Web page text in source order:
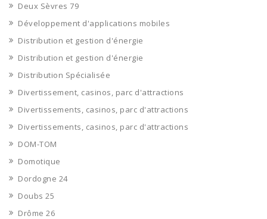
Deux Sèvres 79
Développement d'applications mobiles
Distribution et gestion d'énergie
Distribution et gestion d'énergie
Distribution Spécialisée
Divertissement, casinos, parc d'attractions
Divertissements, casinos, parc d'attractions
Divertissements, casinos, parc d'attractions
DOM-TOM
Domotique
Dordogne 24
Doubs 25
Drôme 26